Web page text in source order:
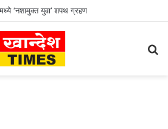
‘नशामुक्त युवा’ शपथ ग्रहण